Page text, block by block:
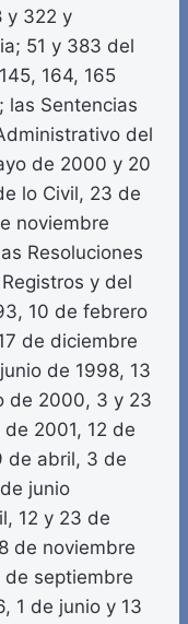
y 322 y
51 y 383 del
164, 165
las Sentencias
del
de 2000 y 20
lo Civil, 23 de
noviembre
Resoluciones
y del
10 de febrero
de diciembre
de 1998, 13
de 2000, 3 y 23
2001, 12 de
de abril, 3 de
junio
12 y 23 de
de noviembre
septiembre
1 de junio y 13